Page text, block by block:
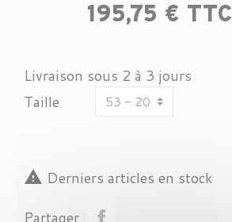
195,75 € TTC
Livraison sous 2 à 3 jours
Taille
 Derniers articles en stock
Partager